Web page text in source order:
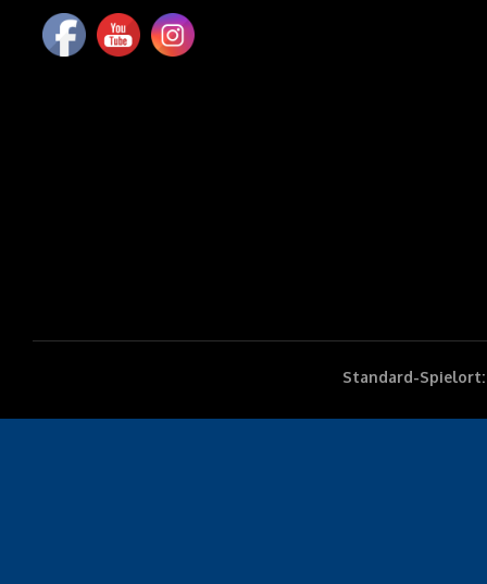
Standard-Spielort: